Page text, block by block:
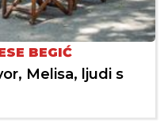
BEGIĆ
Melisa, ljudi s